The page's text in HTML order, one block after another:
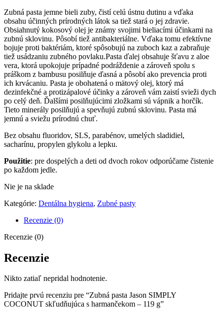
Zubná pasta jemne bieli zuby, čistí celú ústnu dutinu a vďaka
obsahu účinných prírodných látok sa tiež stará o jej zdravie.
Obsiahnutý kokosový olej je známy svojimi bieliacími účinkami na
zubnú sklovinu. Pôsobí tiež antibakteriálne. Vďaka tomu efektívne
bojuje proti baktériám, ktoré spôsobujú na zuboch kaz a zabraňuje
tiež usádzaniu zubného povlaku.Pasta ďalej obsahuje šťavu z aloe
vera, ktorá upokojuje prípadné podráždenie a zároveň spolu s
práškom z bambusu posilňuje ďasná a pôsobí ako prevencia proti
ich krvácaniu. Pasta je obohatená o mätový olej, ktorý má
dezinfekčné a protizápalové účinky a zároveň vám zaistí svieži dych
po celý deň. Ďalšími posilňujúcimi zložkami sú vápnik a horčík.
Tieto minerály posilňujú a spevňujú zubnú sklovinu. Pasta má
jemnú a sviežu prírodnú chuť.
Bez obsahu fluoridov, SLS, parabénov, umelých sladidiel,
sacharínu, propylen glykolu a lepku.
Použitie: pre dospelých a deti od dvoch rokov odporúčame čistenie
po každom jedle.
Nie je na sklade
Kategórie: Dentálna hygiena, Zubné pasty
Recenzie (0)
Recenzie (0)
Recenzie
Nikto zatiaľ nepridal hodnotenie.
Pridajte prvú recenziu pre “Zubná pasta Jason SIMPLY
COCONUT skľudňujúca s harmančekom – 119 g”